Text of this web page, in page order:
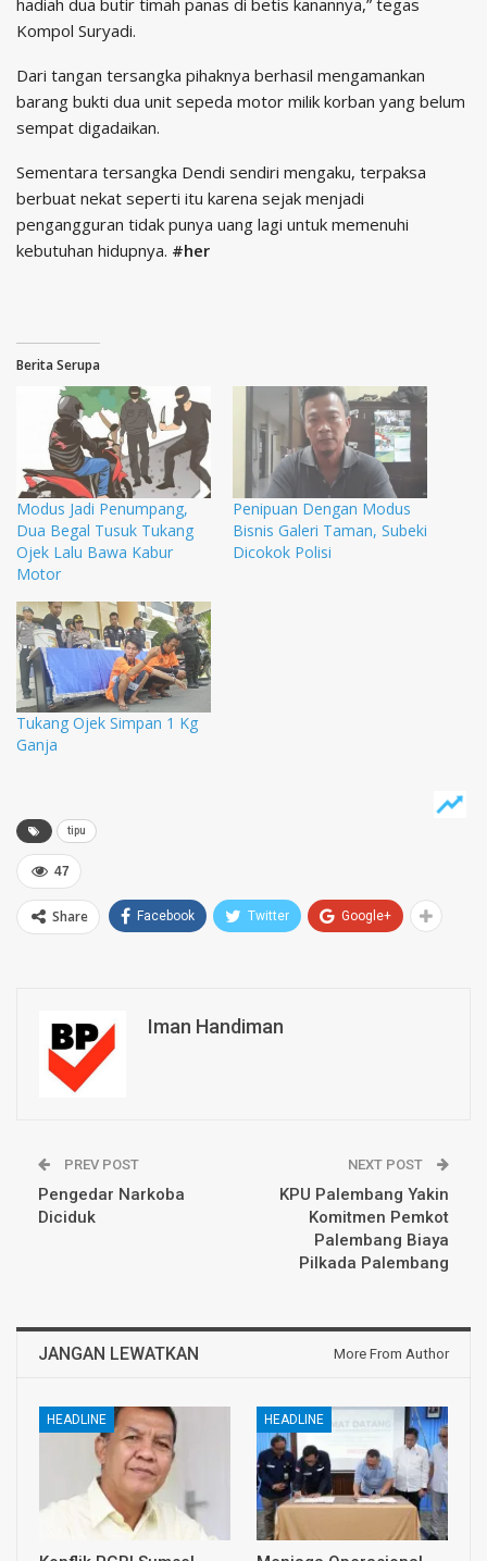
hadiah dua butir timah panas di betis kanannya,” tegas
Kompol Suryadi.
Dari tangan tersangka pihaknya berhasil mengamankan
barang bukti dua unit sepeda motor milik korban yang belum
sempat digadaikan.
Sementara tersangka Dendi sendiri mengaku, terpaksa
berbuat nekat seperti itu karena sejak menjadi
pengangguran tidak punya uang lagi untuk memenuhi
kebutuhan hidupnya. #her
Berita Serupa
Modus Jadi Penumpang,
Dua Begal Tusuk Tukang
Ojek Lalu Bawa Kabur
Motor
Penipuan Dengan Modus
Bisnis Galeri Taman, Subeki
Dicokok Polisi
Tukang Ojek Simpan 1 Kg
Ganja
tipu
47
Share Facebook Twitter Google+
Iman Handiman
PREV POST
Pengedar Narkoba
Diciduk
NEXT POST
KPU Palembang Yakin
Komitmen Pemkot
Palembang Biaya
Pilkada Palembang
JANGAN LEWATKAN More From Author
HEADLINE HEADLINE